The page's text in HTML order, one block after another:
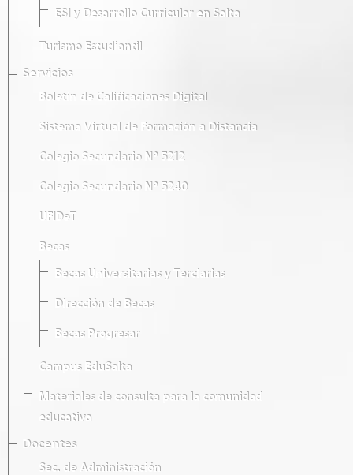
ESI y Desarrollo Curricular en Salta
Turismo Estudiantil
Servicios
Boletín de Calificaciones Digital
Sistema Virtual de Formación a Distancia
Colegio Secundario Nº 5212
Colegio Secundario Nº 5240
UFIDeT
Becas
Becas Universitarias y Terciarias
Dirección de Becas
Becas Progresar
Campus EduSalta
Materiales de consulta para la comunidad
educativa
Docentes
Sec. de Administración